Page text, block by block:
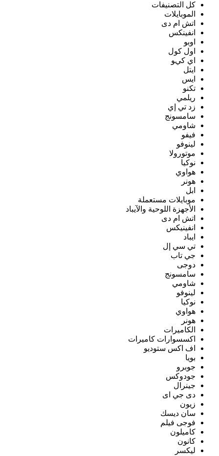
كل التصنيفات
الموبايلات
اتش ام دى
انفينكس
اوبو
اول كول
اي كيو
ايتل
ايس
تكنو
ريلمي
زد تي إي
سامسونج
شاومي
فيفو
لينوفو
موتورولا
نوكيا
هواوي
هونر
ابل
موبايلات مستعملة
الأجهزة اللوحية والآيباد
اتش ام دى
انفينيكس
ايباد
تي سي إل
جي تاب
دوجى
سامسونج
شاومي
لينوفو
نوكيا
هواوي
هونر
الكاميرات
اكسسوارات كاميرات
اف اكس ستوديو
بويا
جوبرو
جودوكس
جينرال
دى جي اى
زيون
سان ديسك
فوجى فيلم
كاميلون
كانون
ليكسر